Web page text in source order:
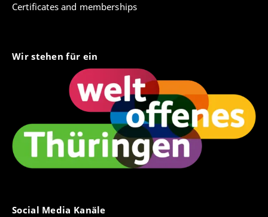
Certificates and memberships
Wir stehen für ein
Social Media Kanäle